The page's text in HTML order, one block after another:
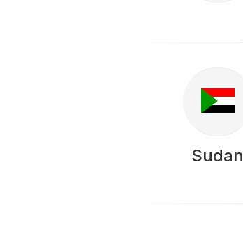
Sudan